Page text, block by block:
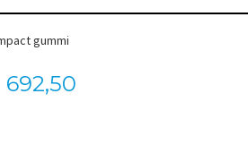
gummi
692,50